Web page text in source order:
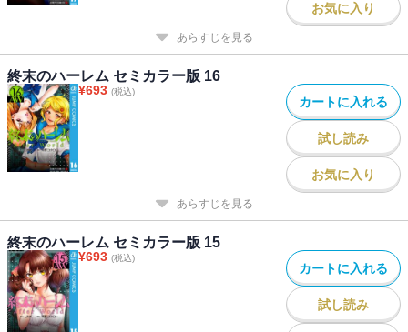
お気に入り
あらすじを見る
終末のハーレム セミカラー版 16
¥693 (税込)
カートに入れる
試し読み
お気に入り
あらすじを見る
終末のハーレム セミカラー版 15
¥693 (税込)
カートに入れる
試し読み